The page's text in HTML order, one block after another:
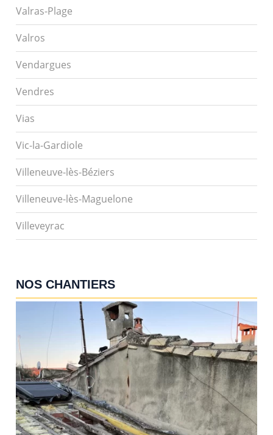
Valras-Plage
Valros
Vendargues
Vendres
Vias
Vic-la-Gardiole
Villeneuve-lès-Béziers
Villeneuve-lès-Maguelone
Villeveyrac
NOS CHANTIERS